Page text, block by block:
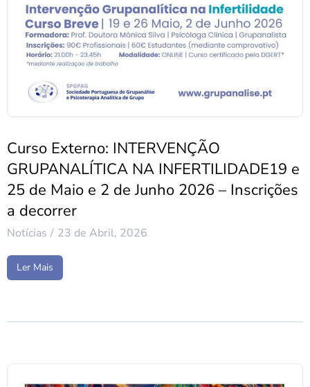
Curso Externo: INTERVENÇÃO
GRUPANALÍTICA NA INFERTILIDADE19 e
25 de Maio e 2 de Junho 2026 – Inscrições
a decorrer
Notícias 23 de Abril, 2026
Ler Mais